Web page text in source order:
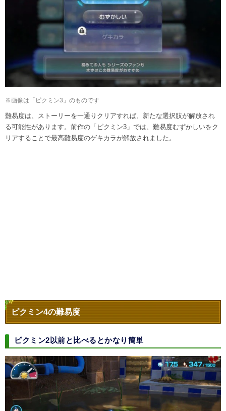
※画像は「ピクミン3」のものです
難易度は、ストーリーを一通りクリアすれば、新たな選択肢が解放され
る可能性があります。前作の「ピクミン3」では、難易度むずかしいをク
リアすることで最高難易度のゲキカラが解放されました。
ピクミン4の難易度
ピクミン2以前と比べるとかなり簡単